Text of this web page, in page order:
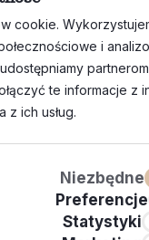
cookie.
i
te informacje z
z ich usług.
Niezbędne
Preferencje
Statystyki